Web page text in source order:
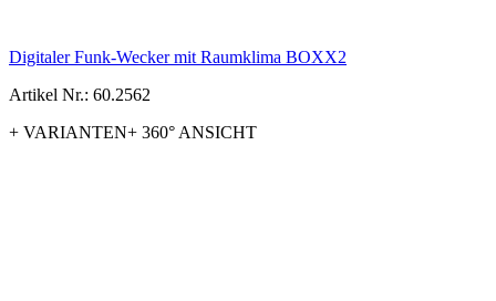
Digitaler Funk-Wecker mit Raumklima BOXX2
Artikel Nr.: 60.2562
+ VARIANTEN+ 360° ANSICHT